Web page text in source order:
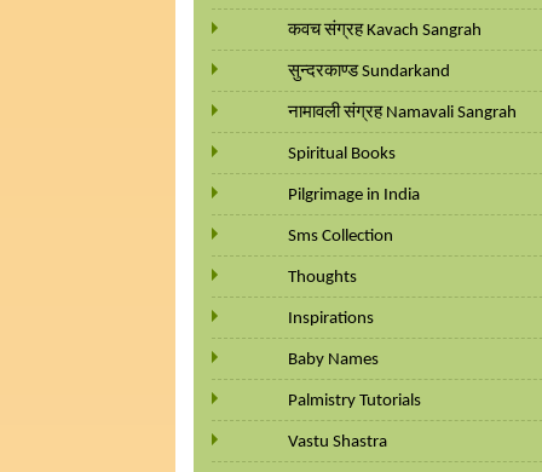
कवच संग्रह Kavach Sangrah
सुन्दरकाण्ड Sundarkand
नामावली संग्रह Namavali Sangrah
Spiritual Books
Pilgrimage in India
Sms Collection
Thoughts
Inspirations
Baby Names
Palmistry Tutorials
Vastu Shastra